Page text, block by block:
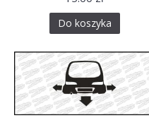
Do koszyka